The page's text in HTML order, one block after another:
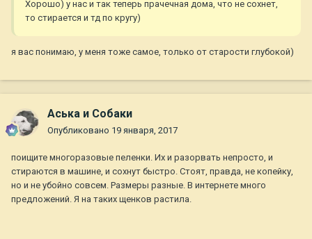
Хорошо) у нас и так теперь прачечная дома, что не сохнет,
то стирается и тд по кругу)
я вас понимаю, у меня тоже самое, только от старости глубокой)
Аська и Собаки
Опубликовано 19 января, 2017
поищите многоразовые пеленки. Их и разорвать непросто, и
стираются в машине, и сохнут быстро. Стоят, правда, не копейку,
но и не убойно совсем. Размеры разные. В интернете много
предложений. Я на таких щенков растила.